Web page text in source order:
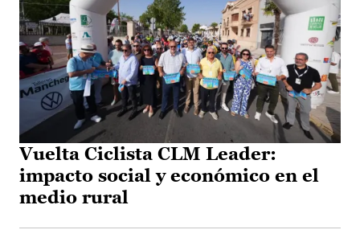
Vuelta Ciclista CLM Leader:
impacto social y económico en el
medio rural